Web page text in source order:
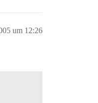
um 12:26